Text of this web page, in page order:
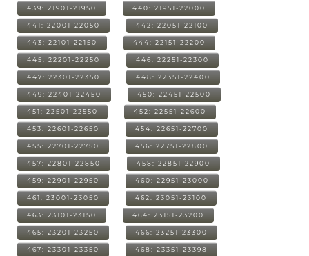
439: 21901-21950 440: 21951-22000
441: 22001-22050 442: 22051-22100
443: 22101-22150 444: 22151-22200
445: 22201-22250 446: 22251-22300
447: 22301-22350 448: 22351-22400
449: 22401-22450 450: 22451-22500
451: 22501-22550 452: 22551-22600
453: 22601-22650 454: 22651-22700
455: 22701-22750 456: 22751-22800
457: 22801-22850 458: 22851-22900
459: 22901-22950 460: 22951-23000
461: 23001-23050 462: 23051-23100
463: 23101-23150 464: 23151-23200
465: 23201-23250 466: 23251-23300
467: 23301-23350 468: 23351-23398